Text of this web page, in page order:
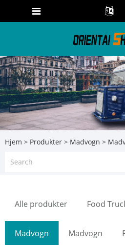
Hjem > Produkter > Madvogn >
Alle produkter Food
Madvogn Madvogn